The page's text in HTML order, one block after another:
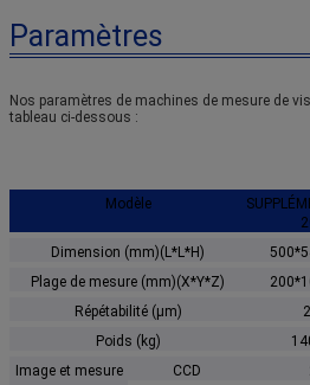
Paramètres
Nos paramètres de machines de mesure de
tableau ci-dessous :
Modèle
Dimension (mm)(L*L*H)
Plage de mesure (mm)(X*Y*Z)
Répétabilité (μm)
Poids (kg)
Image et mesure
CCD